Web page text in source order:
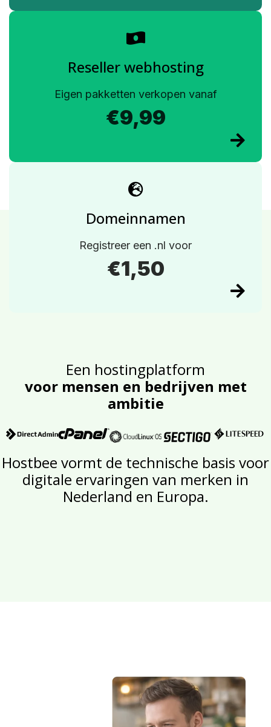
Reseller webhosting
Eigen pakketten verkopen vanaf
€9,99
Domeinnamen
Registreer een .nl voor
€1,50
Een hostingplatform
voor mensen en bedrijven met
ambitie
Hostbee vormt de technische basis voor
digitale ervaringen van merken in
Nederland en Europa.